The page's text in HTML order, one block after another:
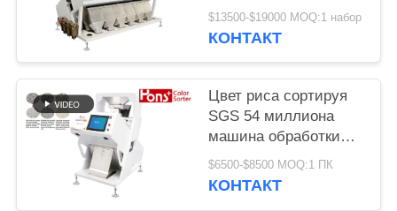
красят сортируя
машину
$13500-$19000 MOQ:1 набор
КОНТАКТ
Цвет риса сортируя
SGS 54 миллиона
машина обработки
разделителя пиксела
$6500-$8500 MOQ:1 ПК
КОНТАКТ